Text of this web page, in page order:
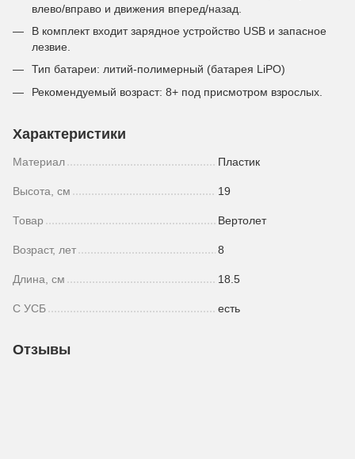
влево/вправо и движения вперед/назад.
В комплект входит зарядное устройство USB и запасное
лезвие.
Тип батареи: литий-полимерный (батарея LiPO)
Рекомендуемый возраст: 8+ под присмотром взрослых.
Характеристики
Материал Пластик
Высота, см 19
Товар Вертолет
Возраст, лет 8
Длина, см 18.5
С УСБ есть
Отзывы